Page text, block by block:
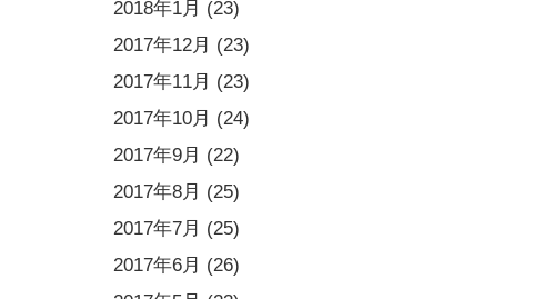
2018年1月 (23)
2017年12月 (23)
2017年11月 (23)
2017年10月 (24)
2017年9月 (22)
2017年8月 (25)
2017年7月 (25)
2017年6月 (26)